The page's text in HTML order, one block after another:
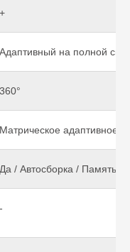
+
Адаптивный на полной
360°
Матрическое адаптивное
Да / Автосборка / Память
-